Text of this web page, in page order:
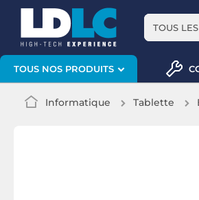
TOUS
TOUS NOS PRODUITS
Informatique Tablette